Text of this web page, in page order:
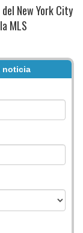
New York City
MLS
noticia